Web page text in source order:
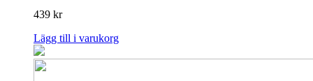
439 kr
Lägg till i varukorg